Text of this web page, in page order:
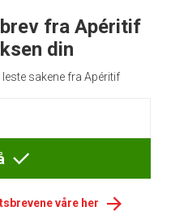
fra Apéritif
din
sakene fra Apéritif
våre her